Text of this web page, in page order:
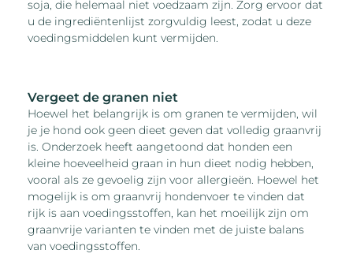
soja, die helemaal niet voedzaam zijn. Zorg ervoor dat
u de ingrediëntenlijst zorgvuldig leest, zodat u deze
voedingsmiddelen kunt vermijden.
Vergeet de granen niet
Hoewel het belangrijk is om granen te vermijden, wil
je je hond ook geen dieet geven dat volledig graanvrij
is. Onderzoek heeft aangetoond dat honden een
kleine hoeveelheid graan in hun dieet nodig hebben,
vooral als ze gevoelig zijn voor allergieën. Hoewel het
mogelijk is om graanvrij hondenvoer te vinden dat
rijk is aan voedingsstoffen, kan het moeilijk zijn om
graanvrije varianten te vinden met de juiste balans
van voedingsstoffen.